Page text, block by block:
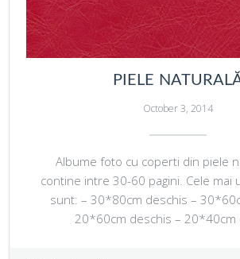
PIELE
October 3, 2014
Albume foto cu coperti din piele
contine intre 30-60 pagini. Cele mai
sunt: – 30*80cm deschis –
20*60cm deschis – 20*40cm